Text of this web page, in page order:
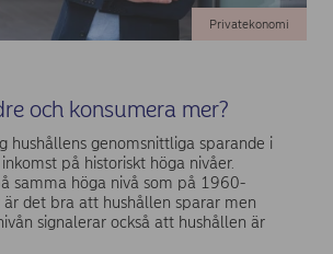
Privatekonomi
och konsumera mer?
hushållens genomsnittliga sparande i
på historiskt höga nivåer.
samma höga nivå som på 1960-
det bra att hushållen sparar men
signalerar också att hushållen är